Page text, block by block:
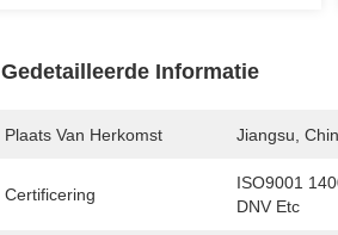
Gedetailleerde Informatie
Plaats Van Herkomst Jiangsu,
Certificering
ISO9001
DNV Etc